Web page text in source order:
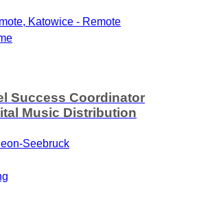
Katowice - Remote
Success Coordinator
Music Distribution
Seebruck